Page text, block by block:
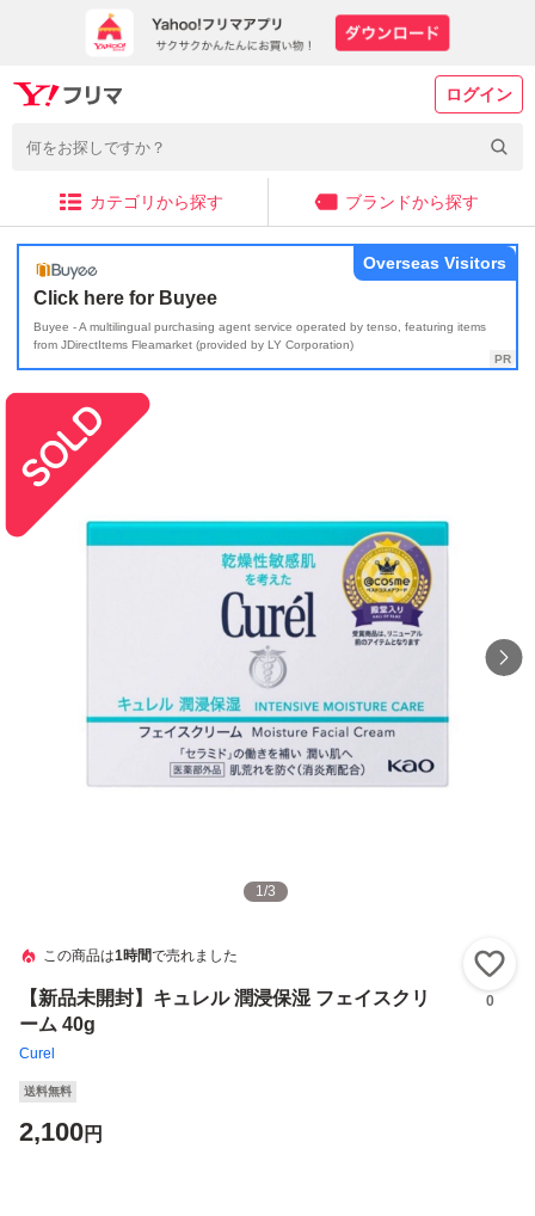
ログイン
カテゴリから探す ブランドから探す
Click here for Buyee
Buyee - A multilingual purchasing agent service operated by tenso, featuring items
from JDirectItems Fleamarket (provided by LY Corporation)
Overseas Visitors
1/3
この商品は1時間で売れました
【新品未開封】キュレル 潤浸保湿 フェイスクリ
ーム 40g
Curel
0
送料無料
2,100円